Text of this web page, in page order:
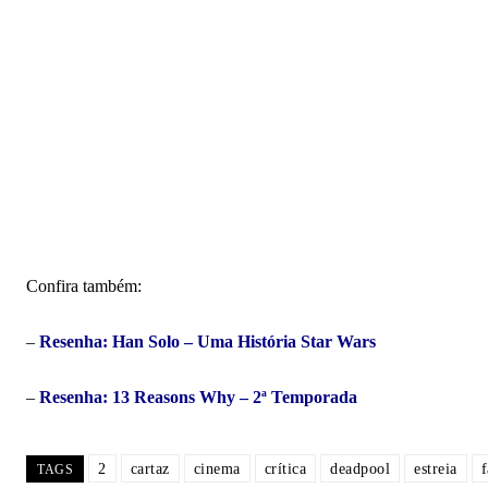
Confira também:
– Resenha: Han Solo – Uma História Star Wars
– Resenha: 13 Reasons Why – 2ª Temporada
TAGS 2 cartaz cinema crítica deadpool estreia